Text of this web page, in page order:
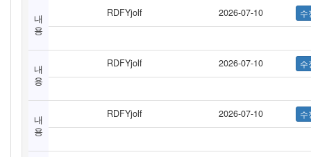
내
용
RDFYjolf 2026-07-10
내
용
RDFYjolf 2026-07-10
내
용
RDFYjolf 2026-07-10